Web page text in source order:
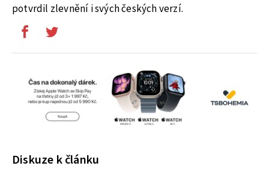
potvrdil zlevnění i svých českých verzí.
Diskuze k článku